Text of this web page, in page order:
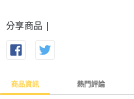
分享商品 |
商品資訊 熱門評論